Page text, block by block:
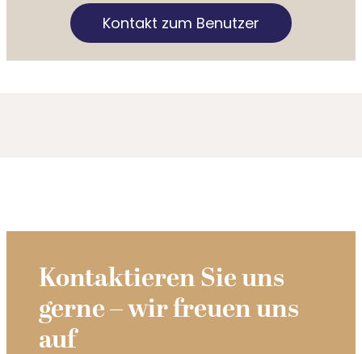
Kontakt zum Benutzer
Kontaktieren Sie uns
gerne – wir freuen uns
auf